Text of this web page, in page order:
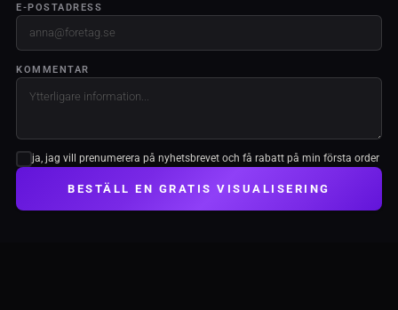
E-POSTADRESS
KOMMENTAR
ja, jag vill prenumerera på nyhetsbrevet och få rabatt på min första order
BESTÄLL EN GRATIS VISUALISERING